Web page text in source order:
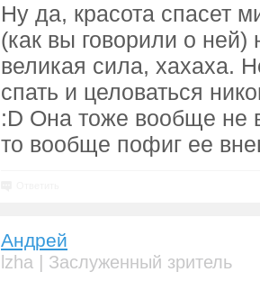
Ну да, красота спасет
(как вы говорили о
великая сила, хахаха.
спать и целоваться
:D Она тоже вообще не
то вообще пофиг ее
Андрей
lzha | Заслуженный зритель